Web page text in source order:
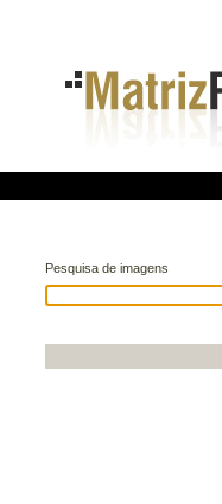
Pesquisa de imagens